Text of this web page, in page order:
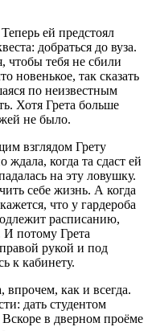
ей предстоял
добраться до вуза.
чтобы тебя не сбили
новенькое, так сказать
по неизвестным
Хотя Грета больше
не было.
взглядом Грету
когда та сдаст ей
на эту ловушку.
себе жизнь. А когда
что у гардероба
расписанию,
потому Грета
рукой и под
к кабинету.
впрочем, как и всегда.
дать студентом
Вскоре в дверном проёме